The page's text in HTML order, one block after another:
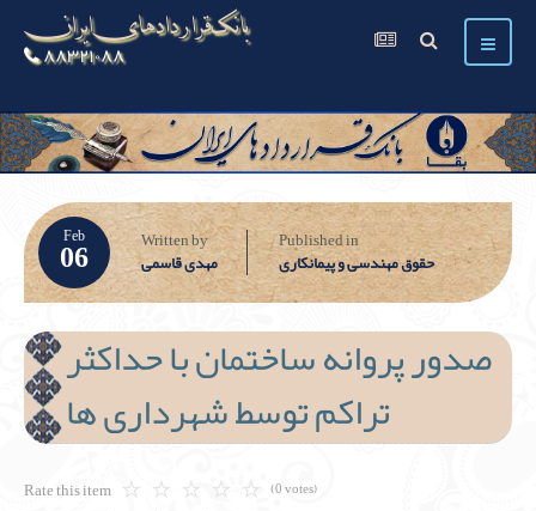
بانک قراردادهای ایران
۸۸۳۲۱۰۸۸
Feb
06 Written by
مهدی قاسمی
Published in
حقوق مهندسی و پیمانکاری
صدور پروانه ساختمان با حداکثر
تراکم توسط شهرداری ها
Rate this item (0 votes)